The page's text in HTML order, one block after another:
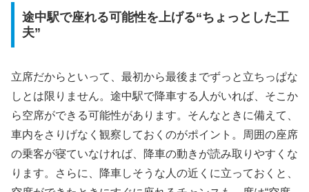
途中駅で座れる可能性を上げる“ちょっとした工
夫”
立席だからといって、最初から最後までずっと立ちっぱな
しとは限りません。途中駅で降車する人がいれば、そこか
ら空席ができる可能性があります。そんなときに備えて、
車内をさりげなく観察しておくのがポイント。周囲の座席
の乗客が寝ていなければ、降車の動きが読み取りやすくな
ります。さらに、降車しそうな人の近くに立っておくと、